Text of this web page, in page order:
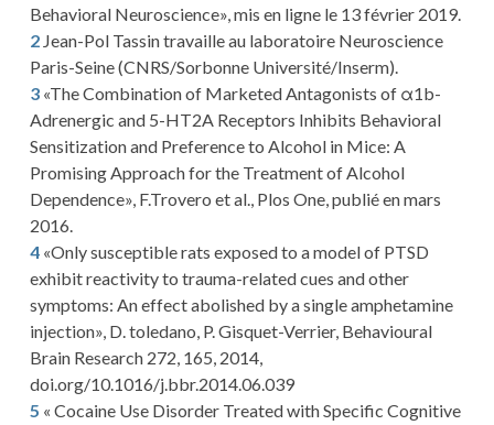
Behavioral Neuroscience», mis en ligne le 13 février 2019.
2Jean-Pol Tassin travaille au laboratoire Neuroscience
Paris-Seine (CNRS/Sorbonne Université/Inserm).
3«The Combination of Marketed Antagonists of α1b-
Adrenergic and 5-HT2A Receptors Inhibits Behavioral
Sensitization and Preference to Alcohol in Mice: A
Promising Approach for the Treatment of Alcohol
Dependence», F.Trovero et al., Plos One, publié en mars
2016.
4«Only susceptible rats exposed to a model of PTSD
exhibit reactivity to trauma-related cues and other
symptoms: An effect abolished by a single amphetamine
injection», D. toledano, P. Gisquet-Verrier, Behavioural
Brain Research 272, 165, 2014,
doi.org/10.1016/j.bbr.2014.06.039
5 « Cocaine Use Disorder Treated with Specific Cognitive